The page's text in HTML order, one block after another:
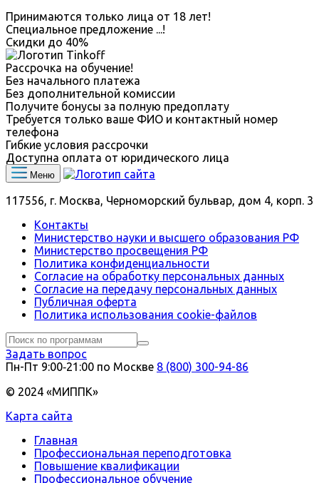
Принимаются только лица от 18 лет!
Специальное предложение
!
Скидки до 40%
Рассрочка на обучение!
Без начального платежа
Без дополнительной комиссии
Получите бонусы за полную предоплату
Требуется только ваше ФИО и контактный номер
телефона
Гибкие условия рассрочки
Доступна оплата от юридического лица
Меню
117556, г. Москва, Черноморский бульвар, дом 4, корп. 3
Контакты
Министерство науки и высшего образования РФ
Министерство просвещения РФ
Политика конфиденциальности
Согласие на обработку персональных данных
Согласие на передачу персональных данных
Публичная оферта
Политика использования сookie-файлов
Задать вопрос
Пн-Пт 9:00‑21:00 по Москве 8 (800) 300-94-86
© 2024 «МИППК»
Карта сайта
Главная
Профессиональная переподготовка
Повышение квалификации
Профессиональное обучение